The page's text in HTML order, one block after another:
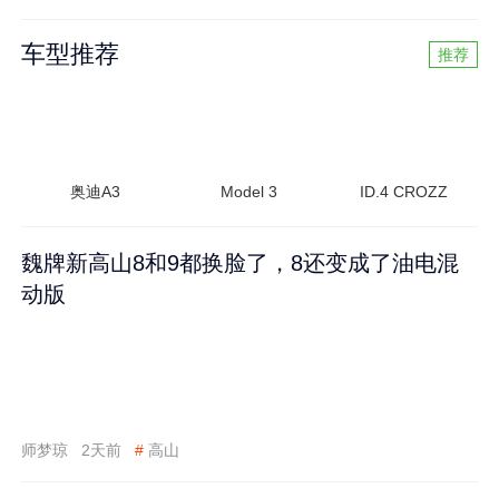
车型推荐 推荐
奥迪A3 Model 3 ID.4 CROZZ
魏牌新高山8和9都换脸了，8还变成了油电混
动版
师梦琼 2天前 # 高山